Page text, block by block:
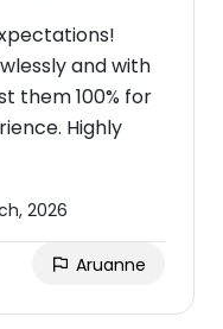
and with
them 100% for
Highly
2026
Aruanne